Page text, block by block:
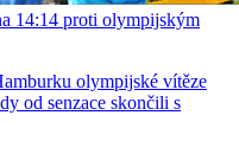
14:14 proti olympijským
olympijské vítěze
od senzace skončili s